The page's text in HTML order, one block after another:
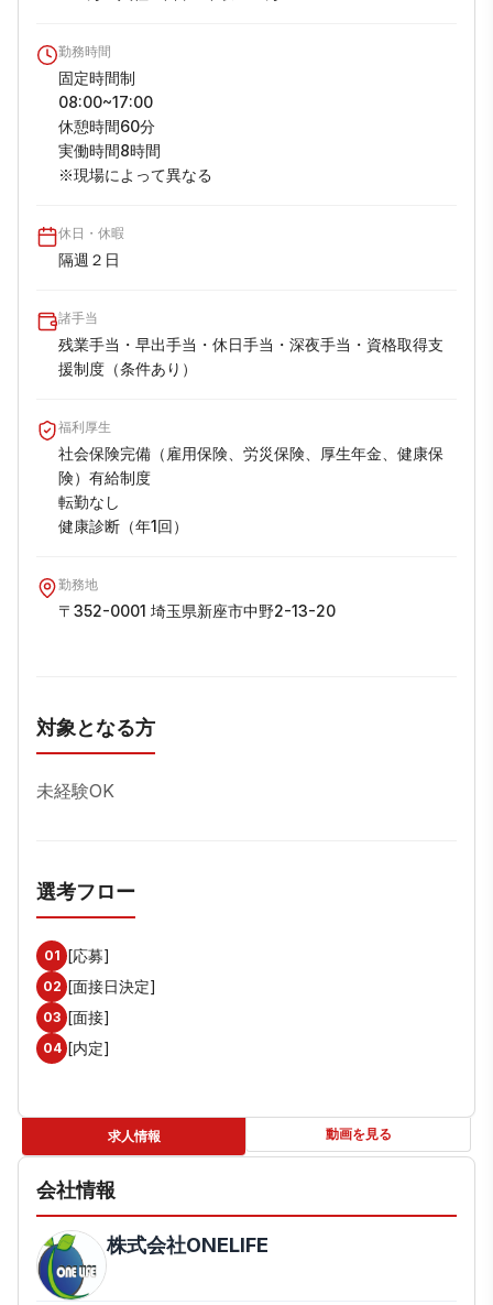
勤務時間
固定時間制
08:00~17:00
休憩時間60分
実働時間8時間
※現場によって異なる
休日・休暇
隔週２日
諸手当
残業手当・早出手当・休日手当・深夜手当・資格取得支
援制度（条件あり）
福利厚生
社会保険完備（雇用保険、労災保険、厚生年金、健康保
険）有給制度
転勤なし
健康診断（年1回）
勤務地
〒352-0001 埼玉県新座市中野2-13-20
対象となる方
未経験OK
選考フロー
01 [応募]
02 [面接日決定]
03 [面接]
04 [内定]
求人情報 動画を見る
会社情報
株式会社ONELIFE